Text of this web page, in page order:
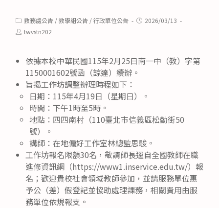
Post
category:
教務處公告 /教學組公告 /行政單位公告
Post2026/03/13
Posttwvstn202
依據本校中華民國115年2月25日南一中（教）字第
1150001602號函（諒達）續辦。
旨揭工作坊調整辦理時程如下：
日期：115年4月19日（星期日）。
時間：下午1時至5時。
地點：四四南村（110臺北市信義區松勤街50
號）。
講師：在地偏好工作室林總監思駿。
工作坊報名限額30名，敬請師長逕自全國教師在職
進修資訊網（https://www1.inservice.edu.tw/）報
名；歡迎貴校社會領域教師參加，並請服務單位惠
予公（差）假登記並協助處理課務，相關費用由服
務單位依規報支。